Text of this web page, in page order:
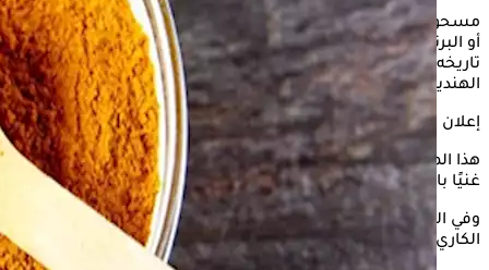
مسحوقالكاري
هو مزيج من التوابل المطحونة، يتميز بلونه الأصفر
أو البرتقالي المميز، ورغم ارتباطه الشائع بالمطبخ الهندي، فإن
تاريخه يعود إلى إنجلترا، حيث تم تطويره كخليط يلبي النكهات
الهندية.
إعلان
هذا المزيج الشهير يتنوع في مكوناته بين وصفة وأخرى، مما يجعله
غنيًا بالنكهات والمزايا الصحية.
وفي التقرير التالي، يستعرض موقع "الكونسلتو" أبرز فوائد وأضرار
الكاري، وفقًأ لموقع "Webmd".